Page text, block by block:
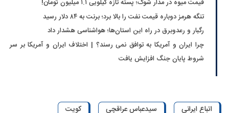
قیمت میوه در مدار شوک؛ پسته تازه کیلویی ۱.۱ میلیون تومان!
تنگه هرمز دوباره قیمت نفت را بالا برد؛ برنت به ۸۴ دلار رسید
رگبار و رعدوبرق در راه این استان‌ها؛ هواشناسی هشدار داد
چرا ایران و آمریکا به توافق نمی رسند؟ | اختلاف ایران و آمریکا بر سر
شروط پایان جنگ افزایش یافت
اتباع ایرانی سیدعباس عراقچی کویت